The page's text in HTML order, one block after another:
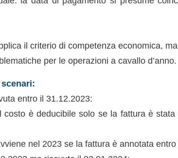
il criterio di competenza economica,
per le operazioni a cavallo d’anno.
entro il 31.12.2023:
costo è deducibile solo se la fattura è
nel 2023 se la fattura è annotata